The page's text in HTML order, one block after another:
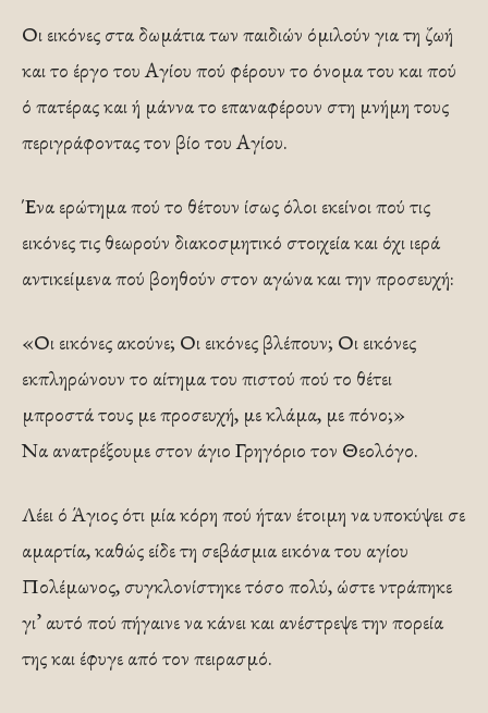
Οι εικόνες στα δωμάτια των παιδιών όμιλούν για τη ζωή
και το έργο του Αγίου πού φέρουν το όνομα του και πού
ό πατέρας και ή μάννα το επαναφέρουν στη μνή­μη τους
περιγράφοντας τον βίο του Α­γίου.
Ένα ερώτημα πού το θέτουν ίσως όλοι εκείνοι πού τις
εικόνες τις θεωρούν διακοσμητικό στοιχεία και όχι ιερά
αντικείμενα πού βοηθούν στον αγώνα και την προσευχή:
«Οι εικόνες ακούνε; Οι εικόνες βλέπουν; Οι εικόνες
εκπληρώ­νουν το αίτημα του πιστού πού το θέ­τει
μπροστά τους με προσευχή, με κλά­μα, με πόνο;»
Να ανατρέξουμε στον άγιο Γρηγόριο τον Θεολόγο.
Λέει ό Άγιος ότι μία κόρη πού ήταν έτοιμη να υποκύψει σε
αμαρτία, καθώς είδε τη σε­βάσμια εικόνα του αγίου
Πολέμωνος, συγκλονίστηκε τόσο πολύ, ώστε ντρά­πηκε
γι’ αυτό πού πήγαινε να κάνει και ανέστρεψε την πορεία
της και έφυγε από τον πειρασμό.